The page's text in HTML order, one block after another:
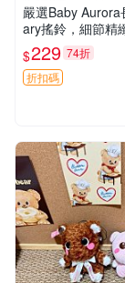
嚴選Baby Aurora
ary搖鈴，細節精
脆鈴音 軟萌可愛
屬搖鈴 新手媽咪
抓rary 搖鈴
$229 74折
折扣碼